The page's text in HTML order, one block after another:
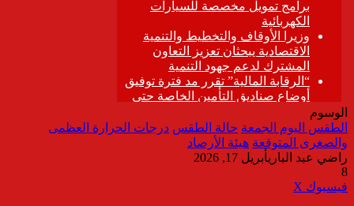
الوسوم
الطقس اليوم الجمعة حالة الطقس درجات الحرارة العظمى
والصغرى المتوقعة هيئة الأرصاد
راضي عبد الباريأبريل 17, 2026
8
فيسبوك ‫X